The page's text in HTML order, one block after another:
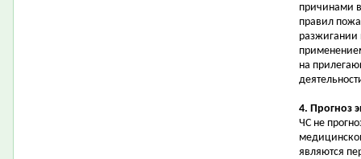
причинами
правил
разжигании
на
4. Прогноз
ЧС не
являются